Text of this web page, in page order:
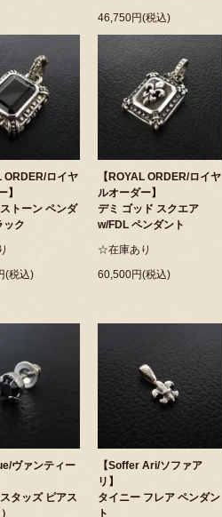
46,750円(税込)
ORDER/ロイヤ
】
トーン ペンダ
ック
(税込)
【ROYAL ORDER/ロイヤ
ルオーダー】
デミ ゴッド スクエア
w/FDL ペンダント
☆在庫あり
60,500円(税込)
ヴァンティー
タッズ ピアス
【Soffer Ari/ソファア
リ】
タイニー フレア ペンダン
ト